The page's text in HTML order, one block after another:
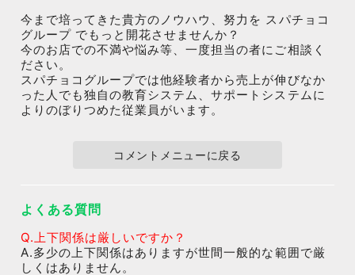
今まで培ってきた貴方のノウハウ、努力を スパチョコ
グループ でもっと開花させませんか？
今のお店での不満や悩み等、一度担当の者にご相談く
ださい。
スパチョコグループでは他経験者から売上が伸びなか
った人でも独自の教育システム、サポートシステムに
よりのぼりつめた従業員がいます。
コメントメニューに戻る
よくある質問
Q.上下関係は厳しいですか？
A.多少の上下関係はありますが世間一般的な範囲で厳
しくはありません。